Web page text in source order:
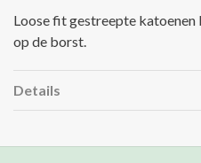
Loose fit gestreepte
op de borst.
Details